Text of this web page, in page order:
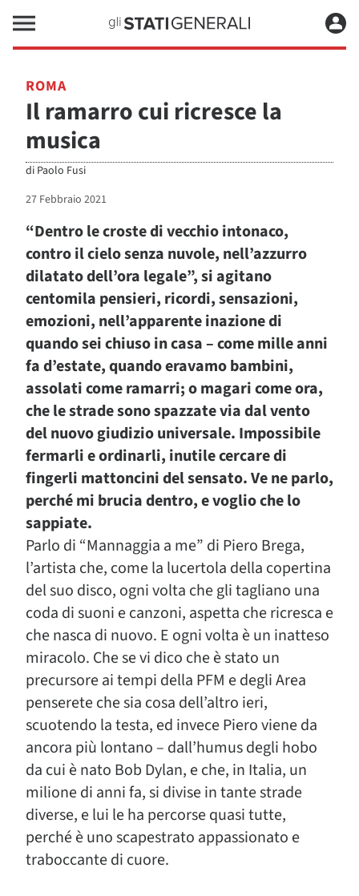
ROMA
Il ramarro cui ricresce la
musica
di Paolo Fusi
27 Febbraio 2021
“Dentro le croste di vecchio intonaco,
contro il cielo senza nuvole, nell’azzurro
dilatato dell’ora legale”, si agitano
centomila pensieri, ricordi, sensazioni,
emozioni, nell’apparente inazione di
quando sei chiuso in casa – come mille anni
fa d’estate, quando eravamo bambini,
assolati come ramarri; o magari come ora,
che le strade sono spazzate via dal vento
del nuovo giudizio universale. Impossibile
fermarli e ordinarli, inutile cercare di
fingerli mattoncini del sensato. Ve ne parlo,
perché mi brucia dentro, e voglio che lo
sappiate.
Parlo di “Mannaggia a me” di Piero Brega,
l’artista che, come la lucertola della copertina
del suo disco, ogni volta che gli tagliano una
coda di suoni e canzoni, aspetta che ricresca e
che nasca di nuovo. E ogni volta è un inatteso
miracolo. Che se vi dico che è stato un
precursore ai tempi della PFM e degli Area
penserete che sia cosa dell’altro ieri,
scuotendo la testa, ed invece Piero viene da
ancora più lontano – dall’humus degli hobo
da cui è nato Bob Dylan, e che, in Italia, un
milione di anni fa, si divise in tante strade
diverse, e lui le ha percorse quasi tutte,
perché è uno scapestrato appassionato e
traboccante di cuore.